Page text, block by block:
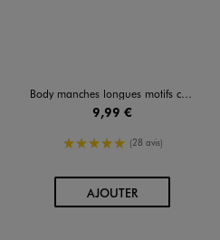
Body manches longues motifs coeurs bébé fille (lot de 3)
9,99 €
5/5 de moyenne
(28 avis)
AJOUTERAU PANIER